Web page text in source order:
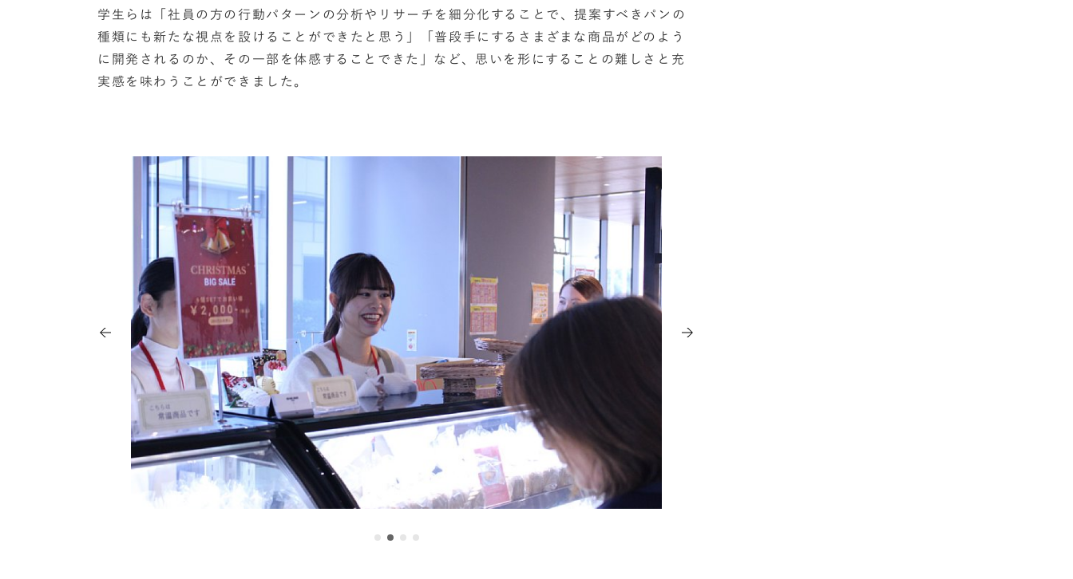
学生らは「社員の方の行動パターンの分析やリサーチを細分化することで、提案すべきパンの
種類にも新たな視点を設けることができたと思う」「普段手にするさまざまな商品がどのよう
に開発されるのか、その一部を体感することできた」など、思いを形にすることの難しさと充
実感を味わうことができました。